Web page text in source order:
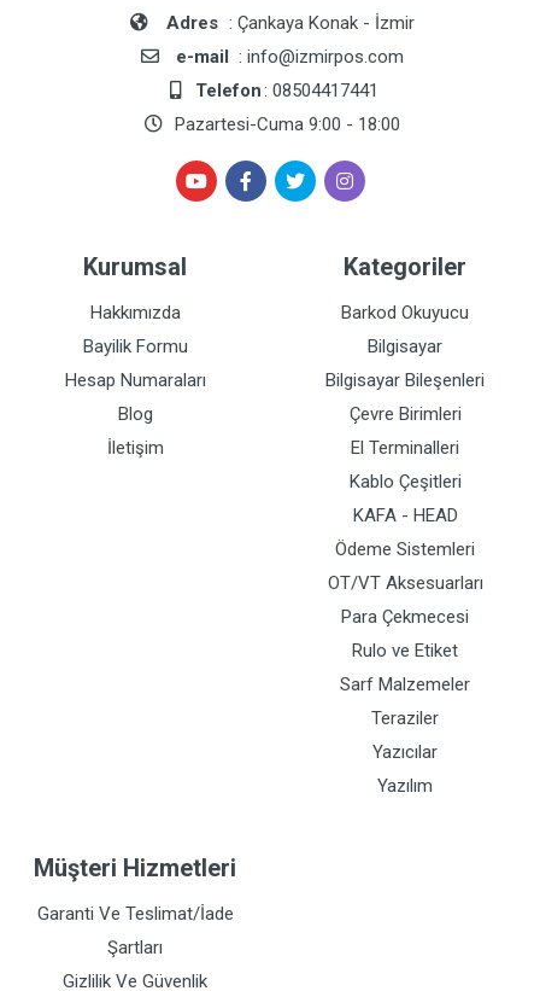
Adres : Çankaya Konak - İzmir
e-mail : info@izmirpos.com
Telefon: 08504417441
Pazartesi-Cuma 9:00 - 18:00
Kurumsal
Hakkımızda
Bayilik Formu
Hesap Numaraları
Blog
İletişim
Kategoriler
Barkod Okuyucu
Bilgisayar
Bilgisayar Bileşenleri
Çevre Birimleri
El Terminalleri
Kablo Çeşitleri
KAFA - HEAD
Ödeme Sistemleri
OT/VT Aksesuarları
Para Çekmecesi
Rulo ve Etiket
Sarf Malzemeler
Teraziler
Yazıcılar
Yazılım
Müşteri Hizmetleri
Garanti Ve Teslimat/İade
Şartları
Gizlilik Ve Güvenlik